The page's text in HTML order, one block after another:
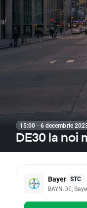
15:00 · 6 decembrie
DE30 la noi
Bayer STC
BAYN.DE,